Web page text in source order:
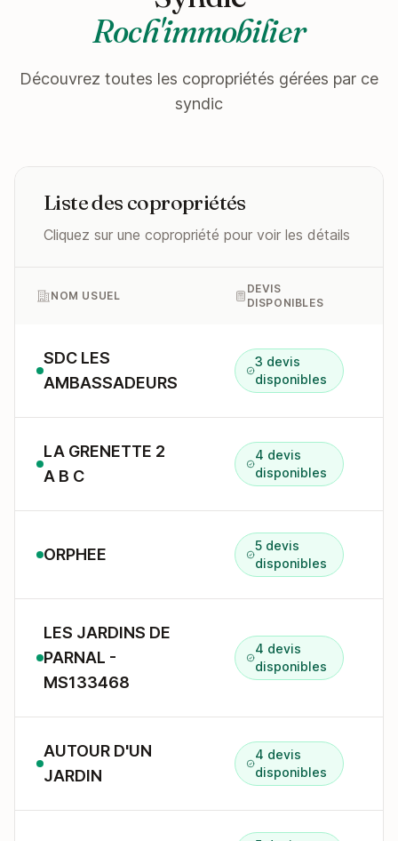
Roch'immobilier
Découvrez toutes les copropriétés gérées par ce
syndic
Liste des copropriétés
Cliquez sur une copropriété pour voir les détails
NOM USUEL
DEVIS
DISPONIBLES
SDC LES
AMBASSADEURS
3 devis
disponibles
LA GRENETTE 2
A B C
4 devis
disponibles
ORPHEE
5 devis
disponibles
LES JARDINS DE
PARNAL -
MS133468
4 devis
disponibles
AUTOUR D'UN
JARDIN
4 devis
disponibles